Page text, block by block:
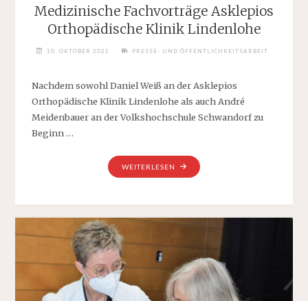
Medizinische Fachvorträge Asklepios
Orthopädische Klinik Lindenlohe
10. OKTOBER 2021 PRESSE- UND ÖFFENTLICHKEITSARBEIT
Nachdem sowohl Daniel Weiß an der Asklepios
Orthopädische Klinik Lindenlohe als auch André
Meidenbauer an der Volkshochschule Schwandorf zu
Beginn …
WEITERLESEN
"MEDIZINISCHE
FACHVORTRÄGE
ORTHOPÄDISCHE